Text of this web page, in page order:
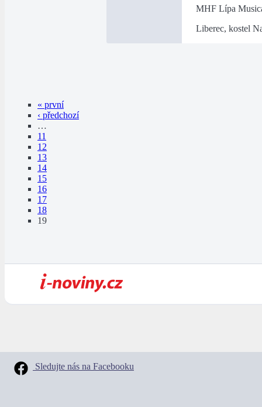
MHF Lípa
Liberec, kostel
« první
‹ předchozí
…
11
12
13
14
15
16
17
18
19
Sledujte nás na Facebooku